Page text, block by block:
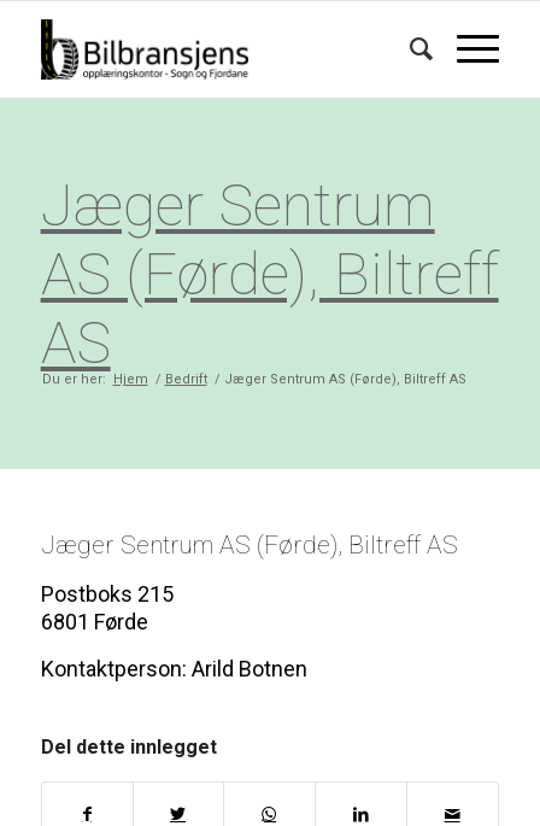
Jæger Sentrum
AS (Førde), Biltreff
AS
Du er her: Hjem / Bedrift / Jæger Sentrum AS (Førde), Biltreff AS
Jæger Sentrum AS (Førde), Biltreff AS
Postboks 215
6801 Førde
Kontaktperson: Arild Botnen
Del dette innlegget